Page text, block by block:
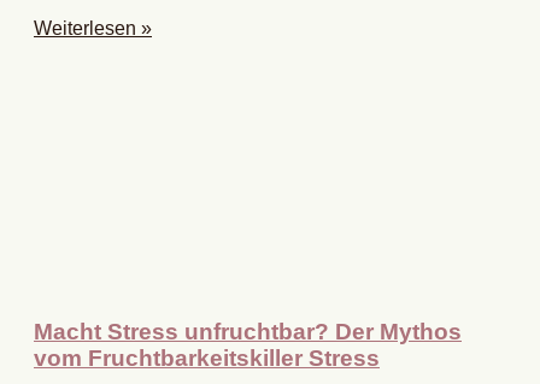
Weiterlesen »
Macht Stress unfruchtbar? Der Mythos
vom Fruchtbarkeitskiller Stress